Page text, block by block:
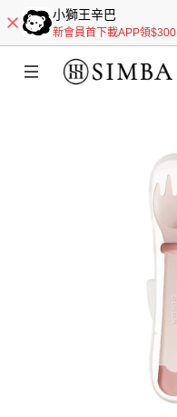
小獅王辛巴
新會員首下載APP領$300